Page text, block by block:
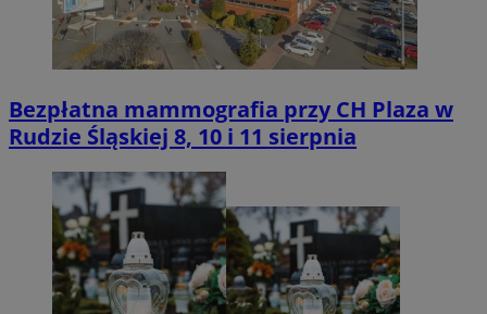
Bezpłatna mammografia przy CH Plaza w
Rudzie Śląskiej 8, 10 i 11 sierpnia